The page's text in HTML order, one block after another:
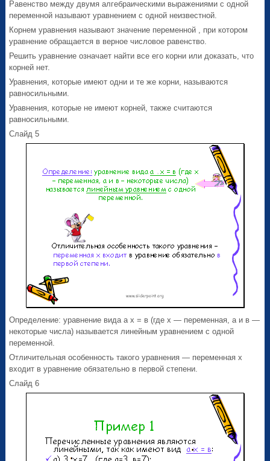
Равенство между двумя алгебраическими выражениями с одной
переменной называют уравнением с одной неизвестной.
Корнем уравнения называют значение переменной , при котором
уравнение обращается в верное числовое равенство.
Решить уравнение означает найти все его корни или доказать, что
корней нет.
Уравнения, которые имеют одни и те же корни, называются
равносильными.
Уравнения, которые не имеют корней, также считаются
равносильными.
Слайд 5
Определение: уравнение вида а х = в (где х — переменная, а и в —
некоторые числа) называется линейным уравнением с одной
переменной.
Отличительная особенность такого уравнения — переменная х
входит в уравнение обязательно в первой степени.
Слайд 6